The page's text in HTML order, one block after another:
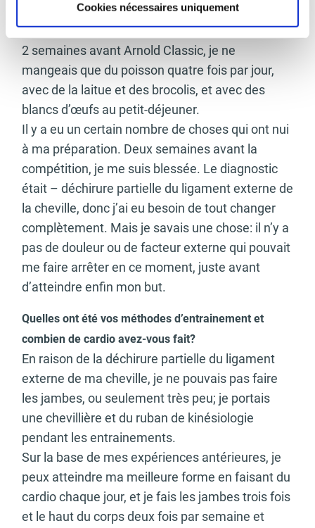
Cookies nécessaires uniquement
fonction de ma forme et de poids, je passe au
poisson.
2 semaines avant Arnold Classic, je ne
mangeais que du poisson quatre fois par jour,
avec de la laitue et des brocolis, et avec des
blancs d’œufs au petit-déjeuner.
Il y a eu un certain nombre de choses qui ont nui
à ma préparation. Deux semaines avant la
compétition, je me suis blessée. Le diagnostic
était – déchirure partielle du ligament externe de
la cheville, donc j’ai eu besoin de tout changer
complètement. Mais je savais une chose: il n’y a
pas de douleur ou de facteur externe qui pouvait
me faire arrêter en ce moment, juste avant
d’atteindre enfin mon but.
Quelles ont été vos méthodes d’entrainement et
combien de cardio avez-vous fait?
En raison de la déchirure partielle du ligament
externe de ma cheville, je ne pouvais pas faire
les jambes, ou seulement très peu; je portais
une chevillière et du ruban de kinésiologie
pendant les entrainements.
Sur la base de mes expériences antérieures, je
peux atteindre ma meilleure forme en faisant du
cardio chaque jour, et je fais les jambes trois fois
et le haut du corps deux fois par semaine et